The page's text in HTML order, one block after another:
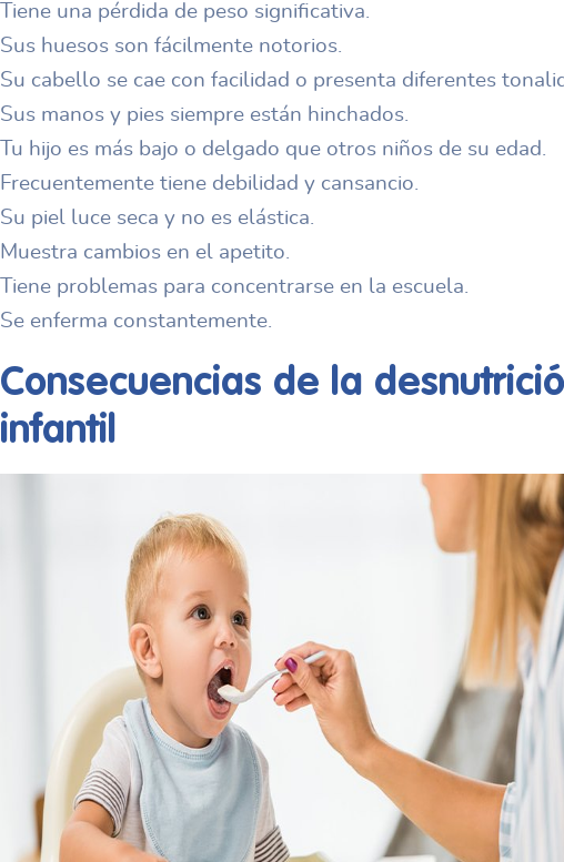
Tiene una pérdida de peso significativa.
Sus huesos son fácilmente notorios.
Su cabello se cae con facilidad o presenta diferentes
Sus manos y pies siempre están hinchados.
Tu hijo es más bajo o delgado que otros niños de su edad.
Frecuentemente tiene debilidad y cansancio.
Su piel luce seca y no es elástica.
Muestra cambios en el apetito.
Tiene problemas para concentrarse en la escuela.
Se enferma constantemente.
Consecuencias de la
infantil